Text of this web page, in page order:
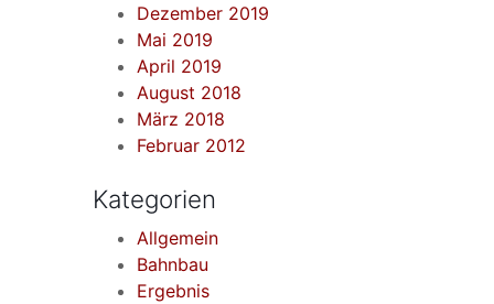
Dezember 2019
Mai 2019
April 2019
August 2018
März 2018
Februar 2012
Kategorien
Allgemein
Bahnbau
Ergebnis